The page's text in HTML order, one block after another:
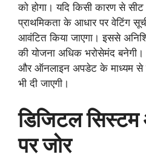
को होगा। यदि किसी कारण से
प्राथमिकता के आधार पर वेटिंग
आवंटित किया जाएगा। इससे
की योजना अधिक भरोसेमंद
और ऑनलाइन अपडेट के माध्यम से
भी दी जाएगी।
डिजिटल सिस्टम
पर जोर